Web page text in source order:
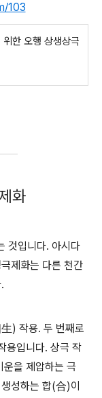
103
한 오행 상생상극
화
것입니다. 아시다
제화는 다른 천간
) 작용. 두 번째로
용입니다. 상극 작
을 제압하는 극
성하는 합(合)이